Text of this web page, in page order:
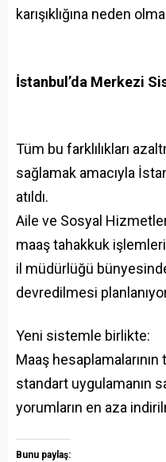
karışıklığına neden
İstanbul’da Merkezi
Tüm bu farklılıkları
sağlamak amacıyla
atıldı.
Aile ve Sosyal
maaş tahakkuk
il müdürlüğü
devredilmesi
Yeni sistemle birlikte:
Maaş
standart uygulamanın
yorumların en aza
Bunu paylaş: